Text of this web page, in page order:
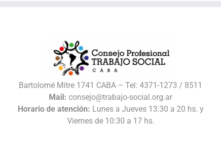
Bartolomé Mitre 1741 CABA – Tel: 4371-1273 / 8511
Mail: consejo@trabajo-social.org.ar
Horario de atención: Lunes a Jueves 13:30 a 20 hs. y
Viernes de 10:30 a 17 hs.